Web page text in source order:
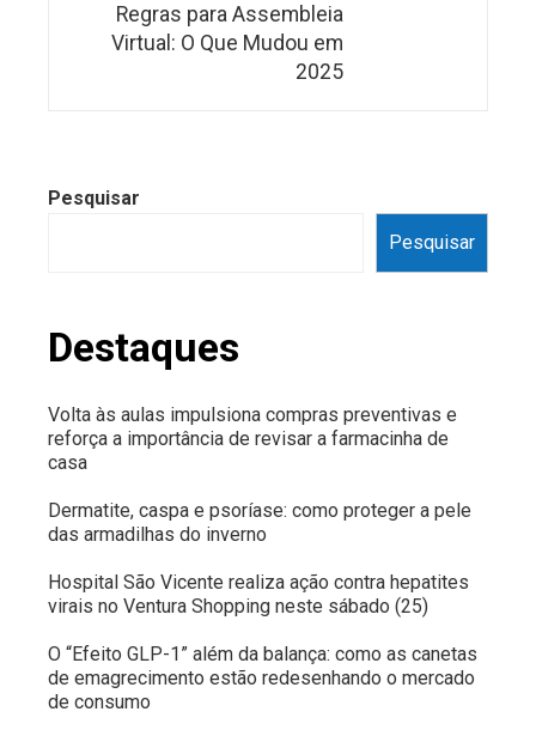
Regras para Assembleia
Virtual: O Que Mudou em
2025
Pesquisar
Pesquisar
Destaques
Volta às aulas impulsiona compras preventivas e
reforça a importância de revisar a farmacinha de
casa
Dermatite, caspa e psoríase: como proteger a pele
das armadilhas do inverno
Hospital São Vicente realiza ação contra hepatites
virais no Ventura Shopping neste sábado (25)
O “Efeito GLP-1” além da balança: como as canetas
de emagrecimento estão redesenhando o mercado
de consumo